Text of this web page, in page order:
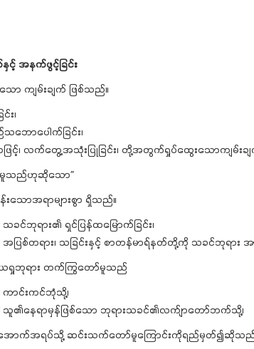
င့် အနက်ဖွင့်ခြင်း
ော ကျမ်းချက် ဖြစ်သည်။
း၊
ဘောပေါက်ခြင်း၊
ြင့်၊ လက်တွေ့အသုံးပြုခြင်း၊ တို့အတွက်ရှုပ်ထွေးသောကျမ်းခ
မူသည်ဟုဆိုသော”
သောအရာများစွာ ရှိသည်။
ခင်ဘုရား၏ ရှင်ပြန်ထမြောက်ခြင်း၊
ပြစ်တရား၊ သခြင်းနှင့် စာတန်မာရ်နတ်တို့ကို သခင်ဘုရား အာ
ေရှုဘုရား တက်ကြွတော်မူသည်
ကာင်းကင်ဘုံသို့၊
သူ၏နေရာမှန်ဖြစ်သော ဘုရားသခင်၏လက်ျာတော်ဘက်သို့၊
းအောက်အရပ်သို့ ဆင်းသက်တော်မူကြောင်းကိုရည်မှတ်၍